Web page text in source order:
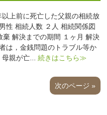
上前に死亡した父親の相続放
性 相続人数 ２人 相続関係図
解決までの期間 １ヶ月 解決
は，金銭問題のトラブル等か
親が亡...
続きはこちら≫
次のページ »